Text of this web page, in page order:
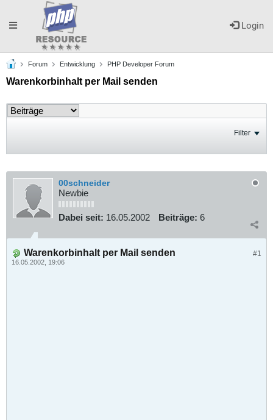
Login
Toggle
navigation
Forum Entwicklung PHP Developer Forum
Warenkorbinhalt per Mail senden
Filter
00schneider
Newbie
Dabei seit: 16.05.2002 Beiträge: 6
#1
Warenkorbinhalt per Mail senden
16.05.2002, 19:06